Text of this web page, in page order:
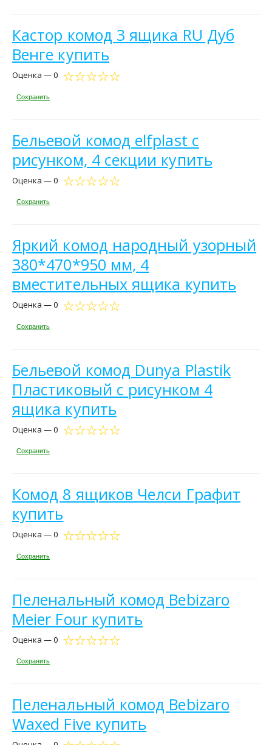
Кастор комод 3 ящика RU Дуб
Венге купить
Оценка — 0
Сохранить
Бельевой комод elfplast с
рисунком, 4 секции купить
Оценка — 0
Сохранить
Яркий комод народный узорный
380*470*950 мм, 4
вместительных ящика купить
Оценка — 0
Сохранить
Бельевой комод Dunya Plastik
Пластиковый с рисунком 4
ящика купить
Оценка — 0
Сохранить
Комод 8 ящиков Челси Графит
купить
Оценка — 0
Сохранить
Пеленальный комод Bebizaro
Meier Four купить
Оценка — 0
Сохранить
Пеленальный комод Bebizaro
Waxed Five купить